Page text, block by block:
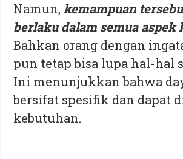
Namun,kemampuan
berlaku dalam semua aspek
Bahkan orang dengan
pun tetap bisa lupa hal-hal
Ini menunjukkan bahwa
bersifat spesifik dan dapat
kebutuhan.